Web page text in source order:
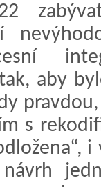
aby
s